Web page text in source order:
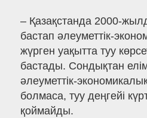
– Қазақстанда 2000-
бастап әлеуметтік-
жүрген уақытта туу
бастады. Сондықтан
әлеуметтік-
болмаса, туу деңгейі
қоймайды.